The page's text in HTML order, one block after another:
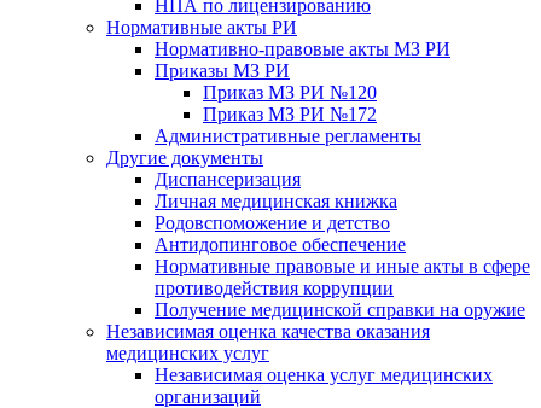
НПА по лицензированию
Нормативные акты РИ
Нормативно-правовые акты МЗ РИ
Приказы МЗ РИ
Приказ МЗ РИ №120
Приказ МЗ РИ №172
Административные регламенты
Другие документы
Диспансеризация
Личная медицинская книжка
Родовспоможение и детство
Антидопинговое обеспечение
Нормативные правовые и иные акты в сфере
противодействия коррупции
Получение медицинской справки на оружие
Независимая оценка качества оказания
медицинских услуг
Независимая оценка услуг медицинскиx
организаций